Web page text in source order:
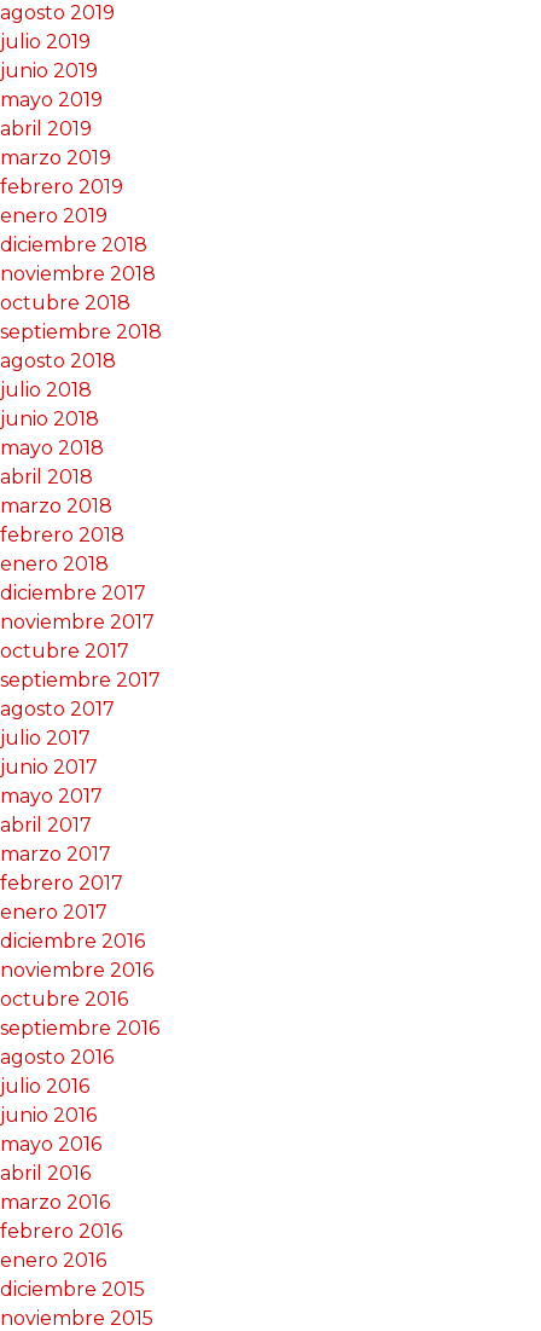
agosto 2019
julio 2019
junio 2019
mayo 2019
abril 2019
marzo 2019
febrero 2019
enero 2019
diciembre 2018
noviembre 2018
octubre 2018
septiembre 2018
agosto 2018
julio 2018
junio 2018
mayo 2018
abril 2018
marzo 2018
febrero 2018
enero 2018
diciembre 2017
noviembre 2017
octubre 2017
septiembre 2017
agosto 2017
julio 2017
junio 2017
mayo 2017
abril 2017
marzo 2017
febrero 2017
enero 2017
diciembre 2016
noviembre 2016
octubre 2016
septiembre 2016
agosto 2016
julio 2016
junio 2016
mayo 2016
abril 2016
marzo 2016
febrero 2016
enero 2016
diciembre 2015
noviembre 2015